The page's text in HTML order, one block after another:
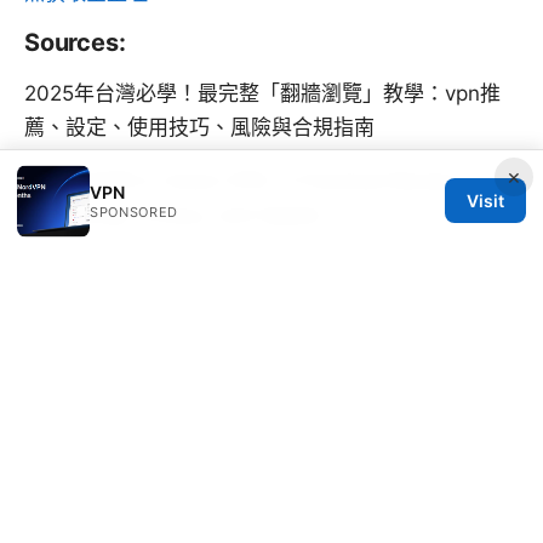
Sources:
2025年台灣必學！最完整「翻牆瀏覽」教學：vpn推
薦、設定、使用技巧、風險與合規指南
Is NordVPN A Good VPN: A Practical Review for
Streaming, Privacy, and Speed
×
VPN
SPONSORED
Visit